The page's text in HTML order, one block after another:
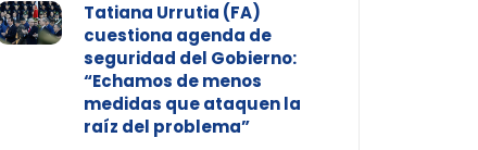
Tatiana Urrutia (FA)
cuestiona agenda de
seguridad del Gobierno:
“Echamos de menos
medidas que ataquen la
raíz del problema”